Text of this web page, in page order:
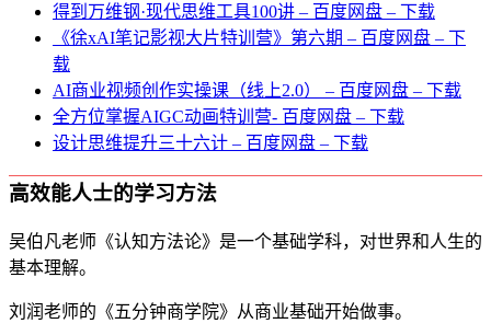
得到万维钢·现代思维⼯具100讲 – 百度网盘 – 下载
《徐xAI笔记影视大片特训营》第六期 – 百度网盘 – 下
载
AI商业视频创作实操课（线上2.0） – 百度网盘 – 下载
全方位掌握AIGC动画特训营- 百度网盘 – 下载
设计思维提升三十六计 – 百度网盘 – 下载
高效能人士的学习方法
吴伯凡老师《认知方法论》是一个基础学科，对世界和人生的
基本理解。
刘润老师的《五分钟商学院》从商业基础开始做事。